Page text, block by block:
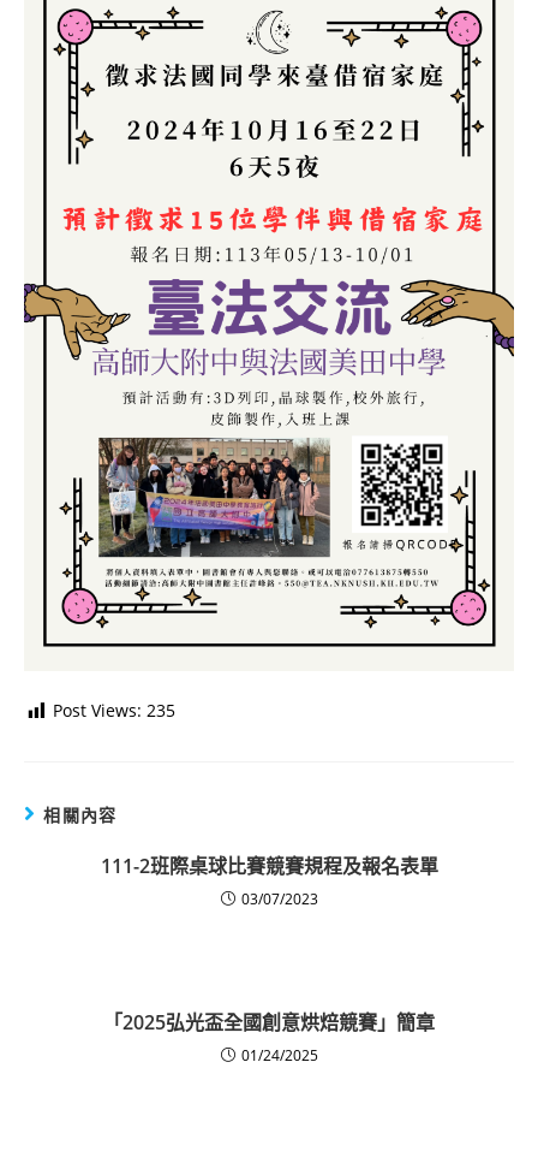
Post Views: 235
相關內容
111-2班際桌球比賽競賽規程及報名表單
03/07/2023
「2025弘光盃全國創意烘焙競賽」簡章
01/24/2025